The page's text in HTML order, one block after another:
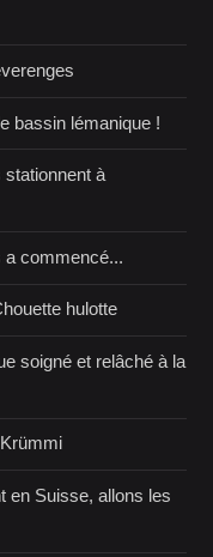
bassin lémanique !
stationnent à
a commencé...
hulotte
soigné et relâché à la
en Suisse, allons les